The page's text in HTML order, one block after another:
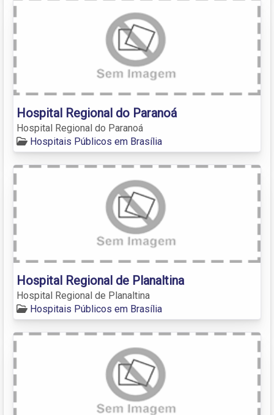
Hospital Regional do Paranoá
Hospital Regional do Paranoá
Hospitais Públicos em Brasília
Hospital Regional de Planaltina
Hospital Regional de Planaltina
Hospitais Públicos em Brasília